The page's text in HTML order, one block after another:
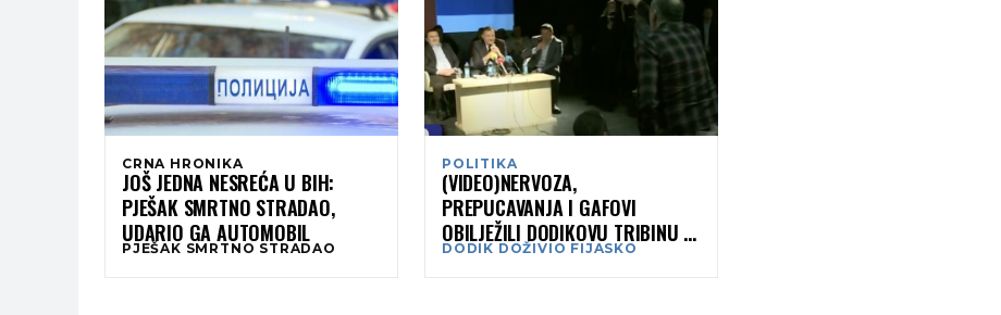
CRNA HRONIKA
JOŠ JEDNA NESREĆA U BIH:
PJEŠAK SMRTNO STRADAO,
UDARIO GA AUTOMOBIL
PJEŠAK SMRTNO STRADAO
POLITIKA
(VIDEO)NERVOZA,
PREPUCAVANJA I GAFOVI
OBILJEŽILI DODIKOVU TRIBINU U
ISTOČNOM SARAJEVU
DODIK DOŽIVIO FIJASKO